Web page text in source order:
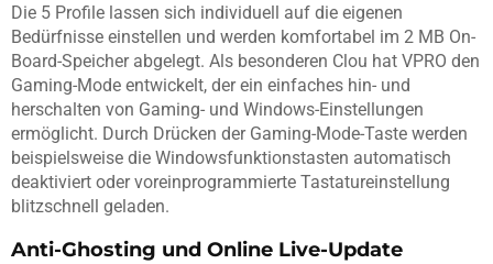
Die 5 Profile lassen sich individuell auf die eigenen
Bedürfnisse einstellen und werden komfortabel im 2 MB On-
Board-Speicher abgelegt. Als besonderen Clou hat VPRO den
Gaming-Mode entwickelt, der ein einfaches hin- und
herschalten von Gaming- und Windows-Einstellungen
ermöglicht. Durch Drücken der Gaming-Mode-Taste werden
beispielsweise die Windowsfunktionstasten automatisch
deaktiviert oder voreinprogrammierte Tastatureinstellung
blitzschnell geladen.
Anti-Ghosting und Online Live-Update